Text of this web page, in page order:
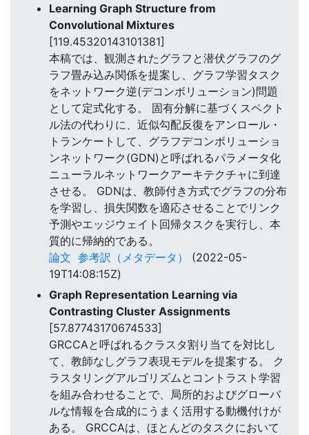
Learning Graph Structure from
Convolutional Mixtures
[119.45320143101381]
本稿では、観測されたグラフと潜伏グラフのグ
ラフ畳み込み関係を提案し、グラフ学習タスク
をネットワーク逆(デコンボリューション)問題
として定式化する。 固有分解に基づくスペクト
ル法の代わりに、近似勾配反復をアンロール・
トランケートして、グラフデコンボリューショ
ンネットワーク(GDN)と呼ばれるパラメータ化
ニューラルネットワークアーキテクチャに到達
させる。 GDNは、教師付き方式でグラフの分布
を学習し、損失関数を適応させることでリンク
予測やエッジウェイト回帰タスクを実行し、本
質的に帰納的である。
論文 参考訳（メタデータ）
(2022-05-
19T14:08:15Z)
Graph Representation Learning via
Contrasting Cluster Assignments
[57.87743170674533]
GRCCAと呼ばれるクラスタ割り当てを対比し
て、教師なしグラフ表現モデルを提案する。 ク
ラスタリングアルゴリズムとコントラスト学習
を組み合わせることで、局所的およびグローバ
ルな情報を合成的にうまく活用する動機付けが
ある。 GRCCAは、ほとんどのタスクにおいて